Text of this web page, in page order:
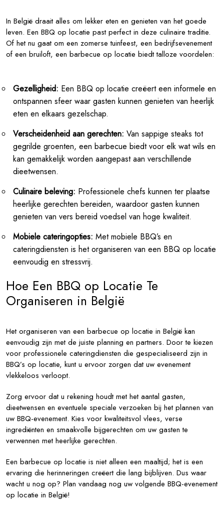
In België draait alles om lekker eten en genieten van het goede
leven. Een BBQ op locatie past perfect in deze culinaire traditie.
Of het nu gaat om een zomerse tuinfeest, een bedrijfsevenement
of een bruiloft, een barbecue op locatie biedt talloze voordelen:
Gezelligheid: Een BBQ op locatie creëert een informele en
ontspannen sfeer waar gasten kunnen genieten van heerlijk
eten en elkaars gezelschap.
Verscheidenheid aan gerechten: Van sappige steaks tot
gegrilde groenten, een barbecue biedt voor elk wat wils en
kan gemakkelijk worden aangepast aan verschillende
dieetwensen.
Culinaire beleving: Professionele chefs kunnen ter plaatse
heerlijke gerechten bereiden, waardoor gasten kunnen
genieten van vers bereid voedsel van hoge kwaliteit.
Mobiele cateringopties: Met mobiele BBQ’s en
cateringdiensten is het organiseren van een BBQ op locatie
eenvoudig en stressvrij.
Hoe Een BBQ op Locatie Te
Organiseren in België
Het organiseren van een barbecue op locatie in België kan
eenvoudig zijn met de juiste planning en partners. Door te kiezen
voor professionele cateringdiensten die gespecialiseerd zijn in
BBQ’s op locatie, kunt u ervoor zorgen dat uw evenement
vlekkeloos verloopt.
Zorg ervoor dat u rekening houdt met het aantal gasten,
dieetwensen en eventuele speciale verzoeken bij het plannen van
uw BBQ-evenement. Kies voor kwaliteitsvol vlees, verse
ingrediënten en smaakvolle bijgerechten om uw gasten te
verwennen met heerlijke gerechten.
Een barbecue op locatie is niet alleen een maaltijd; het is een
ervaring die herinneringen creëert die lang bijblijven. Dus waar
wacht u nog op? Plan vandaag nog uw volgende BBQ-evenement
op locatie in België!